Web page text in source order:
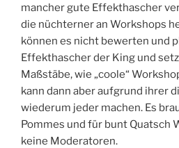
mancher gute Effekthascher
die nüchterner an Workshops
können es nicht bewerten und
Effekthascher der King und
Maßstäbe, wie „coole“
kann dann aber aufgrund ihrer
wiederum jeder machen. Es
Pommes und für bunt Quatsch
keine Moderatoren.